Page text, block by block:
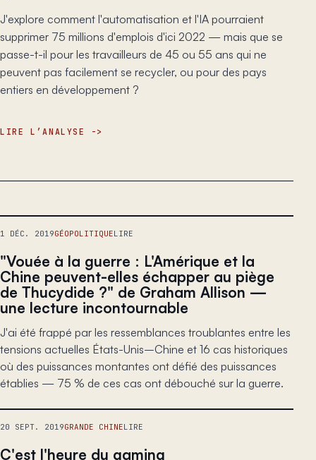
J'explore comment l'automatisation et l'IA pourraient
supprimer 75 millions d'emplois d'ici 2022 — mais que se
passe-t-il pour les travailleurs de 45 ou 55 ans qui ne
peuvent pas facilement se recycler, ou pour des pays
entiers en développement ?
LIRE L’ANALYSE
1 DÉC. 2019GÉOPOLITIQUELIRE
"Vouée à la guerre : L'Amérique et la
Chine peuvent-elles échapper au piège
de Thucydide ?" de Graham Allison —
une lecture incontournable
J'ai été frappé par les ressemblances troublantes entre les
tensions actuelles États-Unis–Chine et 16 cas historiques
où des puissances montantes ont défié des puissances
établies — 75 % de ces cas ont débouché sur la guerre.
20 SEPT. 2019GRANDE CHINELIRE
C'est l'heure du gaming